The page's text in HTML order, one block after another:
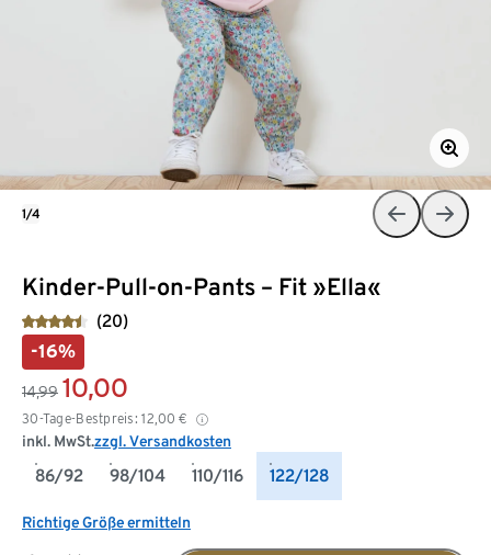
Kinder-Pull-on-Pants – Fit »Ella«
(20)
-16%
14,99 10,00
30-Tage-Bestpreis: 12,00 €
inkl. MwSt.zzgl. Versandkosten
86/92 98/104 110/116 122/128
Richtige Größe ermitteln
1/4